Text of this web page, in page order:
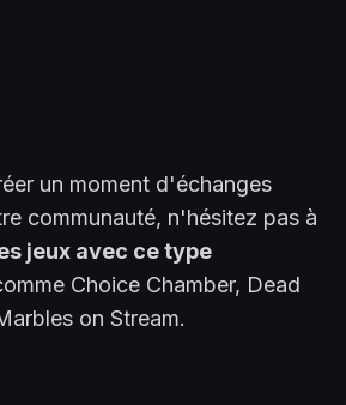
un moment d'échanges
communauté, n'hésitez pas à
jeux avec ce type
Choice Chamber, Dead
on Stream.